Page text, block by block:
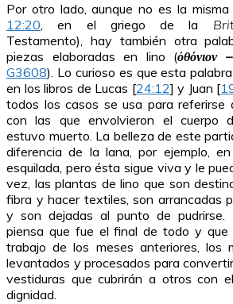
Por otro lado, aunque no es la
12:20, en el griego de la
Testamento), hay también otra
piezas elaboradas en lino (ὀθόνιον
G3608). Lo curioso es que esta
en los libros de Lucas [24:12] y Juan [
todos los casos se usa para referirse
con las que envolvieron el cuerpo
estuvo muerto. La belleza de este
diferencia de la lana, por ejemplo,
esquilada, pero ésta sigue viva y le
vez, las plantas de lino que son
fibra y hacer textiles, son arrancadas
y son dejadas al punto de pudrirse.
piensa que fue el final de todo y que
trabajo de los meses anteriores, los
levantados y procesados para
vestiduras que cubrirán a otros con
dignidad.